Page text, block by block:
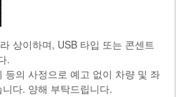
상이하며, USB 타입 또는 콘센트
.
등의 사정으로 예고 없이 차량 및 좌
다. 양해 부탁드립니다.